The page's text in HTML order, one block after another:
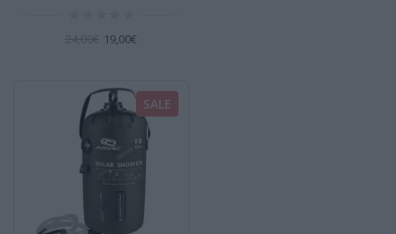
19,00€
SALE